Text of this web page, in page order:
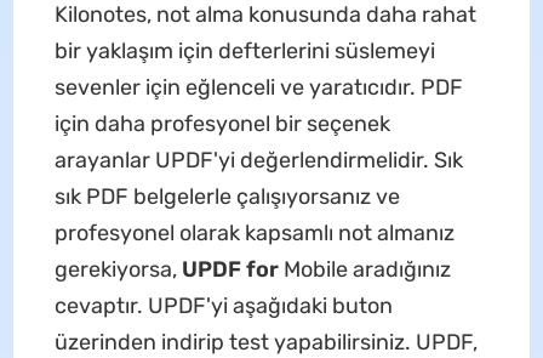
Kilonotes, not alma konusunda daha rahat
bir yaklaşım için defterlerini süslemeyi
sevenler için eğlenceli ve yaratıcıdır. PDF
için daha profesyonel bir seçenek
arayanlar UPDF'yi değerlendirmelidir. Sık
sık PDF belgelerle çalışıyorsanız ve
profesyonel olarak kapsamlı not almanız
gerekiyorsa, UPDF forMobile aradığınız
cevaptır. UPDF'yi aşağıdaki buton
üzerinden indirip test yapabilirsiniz. UPDF,